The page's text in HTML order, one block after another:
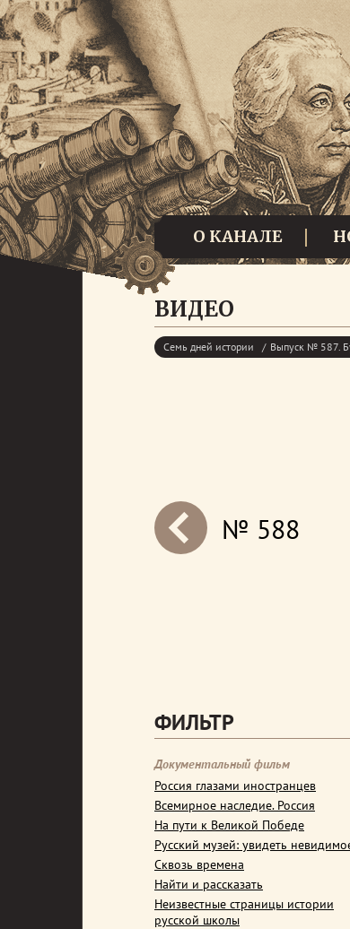
О КАНАЛЕ
ВИДЕО
Семь дней истории Выпуск № 587.
next№ 588
ФИЛЬТР
Документальный фильм
Россия глазами иностранцев
Всемирное наследие. Россия
На пути к Великой Победе
Русский музей: увидеть
Сквозь времена
Найти и рассказать
Неизвестные страницы истории
русской школы